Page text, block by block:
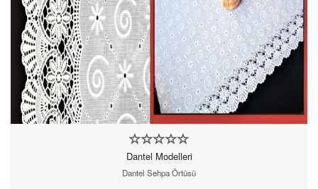
Dantel Modelleri
Dantel Sehpa Örtüsü